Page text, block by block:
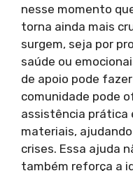
nesse momento
torna ainda mais
surgem, seja por
saúde ou
de apoio pode
comunidade pode
assistência prática
materiais,
crises. Essa ajuda
também reforça a